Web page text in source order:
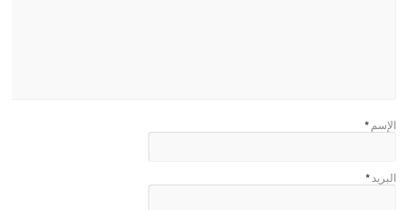
الإسم *
البريد*